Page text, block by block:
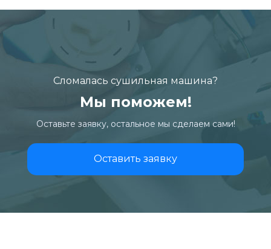
Сломалась сушильная машина?
Мы поможем!
Оставьте заявку, остальное мы сделаем сами!
Оставить заявку